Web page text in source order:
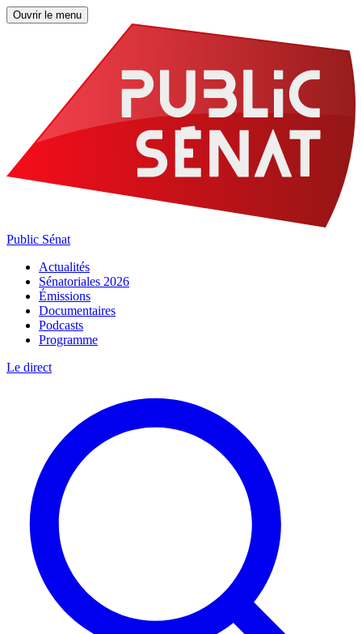
Ouvrir le menu
Public Sénat
Actualités
Sénatoriales 2026
Émissions
Documentaires
Podcasts
Programme
Le direct